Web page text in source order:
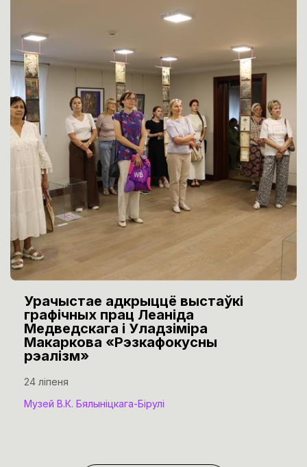
Урачыстае адкрыццё выстаўкі
графічных прац Леаніда
Медведскага і Уладзіміра
Макаркова «Рэзкафокусны
рэалізм»
24 ліпеня
Музей В.К. Бялыніцкага-Бірулі